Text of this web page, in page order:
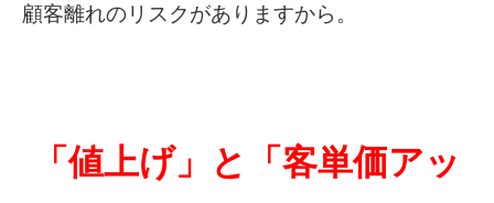
顧客離れのリスクがありますから。
「値上げ」と「客単価アッ